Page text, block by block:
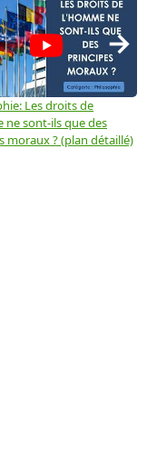
Les droits de
ne sont-ils que des
moraux ? (plan détaillé)
→